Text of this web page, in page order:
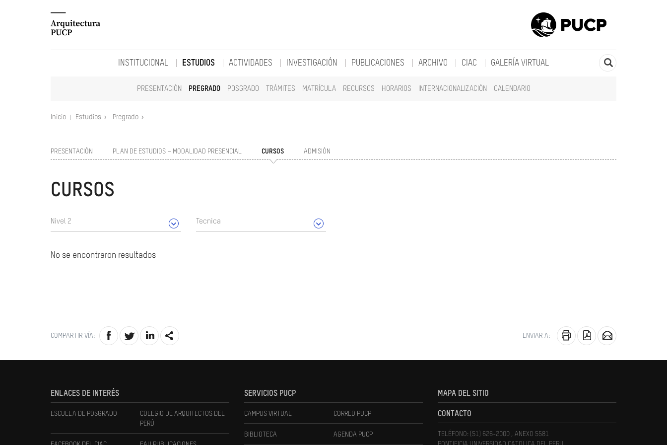
INSTITUCIONAL ESTUDIOS
PRESENTACIÓN PREGRADO POSGRADO TRÁMITES MATRÍCULA RECURSOS HORARIOS INTERNACIONALIZACIÓN CALENDARIO
ACTIVIDADES INVESTIGACIÓN PUBLICACIONES ARCHIVO CIAC GALERÍA VIRTUAL
Inicio Estudios Pregrado
PRESENTACIÓN PLAN DE ESTUDIOS – MODALIDAD PRESENCIAL CURSOS ADMISIÓN
CURSOS
Nivel 2 Tecnica
No se encontraron resultados
COMPARTIR VÍA: ENVIAR A:
ENLACES DE INTERÉS
ESCUELA DE POSGRADO
COLEGIO DE ARQUITECTOS DEL
PERÚ
SERVICIOS PUCP
CAMPUS VIRTUAL CORREO PUCP
BIBLIOTECA AGENDA PUCP
MAPA DEL SITIO
CONTACTO
TELÉFONO: (51) 626-2000 , ANEXO 5581